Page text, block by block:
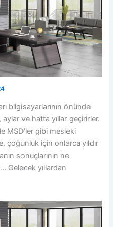
bilgisayarlarının önünde
ve hatta yıllar geçirirler.
MSD’ler gibi mesleki
çoğunluk için onlarca yıldır
sonuçlarının ne
Gelecek yıllardan